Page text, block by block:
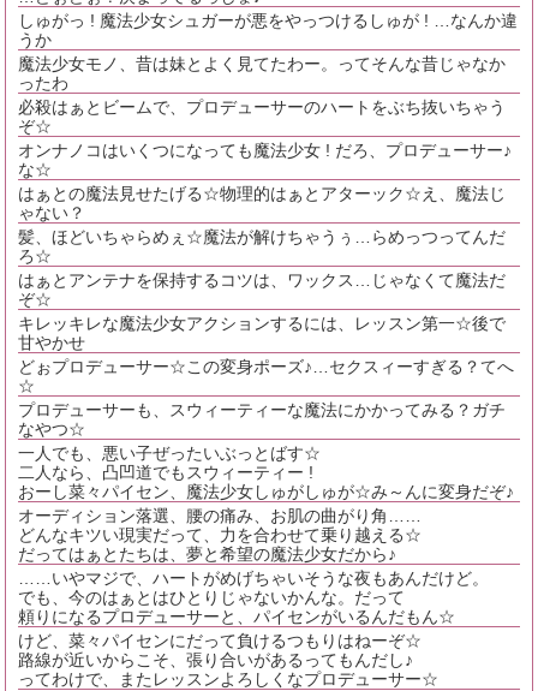
しゅがっ ! 魔法少女シュガーが悪をやっつけるしゅが ! …なんか違
うか
魔法少女モノ、昔は妹とよく見てたわー。ってそんな昔じゃなか
ったわ
必殺はぁとビームで、プロデューサーのハートをぶち抜いちゃう
ぞ☆
オンナノコはいくつになっても魔法少女 ! だろ、プロデューサー♪
な☆
はぁとの魔法見せたげる☆物理的はぁとアターック☆え、魔法じ
ゃない？
髪、ほどいちゃらめぇ☆魔法が解けちゃうぅ…らめっつってんだ
ろ☆
はぁとアンテナを保持するコツは、ワックス…じゃなくて魔法だ
ぞ☆
キレッキレな魔法少女アクションするには、レッスン第一☆後で
甘やかせ
どぉプロデューサー☆この変身ポーズ♪…セクスィーすぎる？てへ
☆
プロデューサーも、スウィーティーな魔法にかかってみる？ガチ
なやつ☆
一人でも、悪い子ぜったいぶっとばす☆
二人なら、凸凹道でもスウィーティー !
おーし菜々パイセン、魔法少女しゅがしゅが☆み～んに変身だぞ♪
オーディション落選、腰の痛み、お肌の曲がり角……
どんなキツい現実だって、力を合わせて乗り越える☆
だってはぁとたちは、夢と希望の魔法少女だから♪
……いやマジで、ハートがめげちゃいそうな夜もあんだけど。
でも、今のはぁとはひとりじゃないかんな。だって
頼りになるプロデューサーと、パイセンがいるんだもん☆
けど、菜々パイセンにだって負けるつもりはねーぞ☆
路線が近いからこそ、張り合いがあるってもんだし♪
ってわけで、またレッスンよろしくなプロデューサー☆